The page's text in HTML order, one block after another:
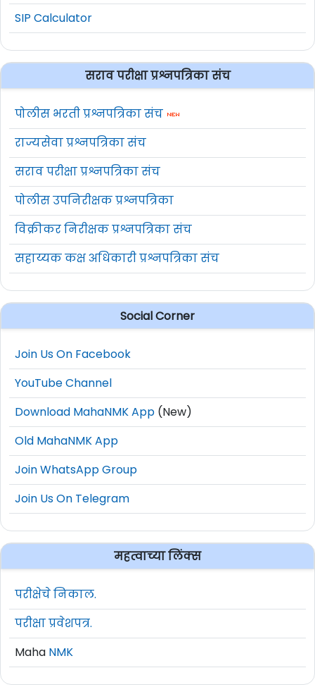
SIP Calculator
सराव परीक्षा प्रश्नपत्रिका संच
पोलीस भरती प्रश्नपत्रिका संच
राज्यसेवा प्रश्नपत्रिका संच
सराव परीक्षा प्रश्नपत्रिका संच
पोलीस उपनिरीक्षक प्रश्नपत्रिका
विक्रीकर निरीक्षक प्रश्नपत्रिका संच
सहाय्यक कक्ष अधिकारी प्रश्नपत्रिका संच
Social Corner
Join Us On Facebook
YouTube Channel
Download MahaNMK App (New)
Old MahaNMK App
Join WhatsApp Group
Join Us On Telegram
महत्वाच्या लिंक्स
परीक्षेचे निकाल.
परीक्षा प्रवेशपत्र.
Maha NMK